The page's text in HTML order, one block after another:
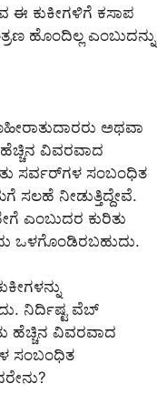
ಈ ಕುಕೀಗಳಿಗೆ ಕಸಾಪ
ಹೊಂದಿಲ್ಲ ಎಂಬುದನ್ನು
ಅಥವಾ
ವಿವರವಾದ
ಸರ್ವರ್‌ಗಳ ಸಂಬಂಧಿತ
ಸಲಹೆ ನೀಡುತ್ತಿದ್ದೇವೆ.
ಎಂಬುದರ ಕುರಿತು
ಒಳಗೊಂಡಿರಬಹುದು.
ನಿರ್ದಿಷ್ಟ ವೆಬ್
ಹೆಚ್ಚಿನ ವಿವರವಾದ
ಸಂಬಂಧಿತ